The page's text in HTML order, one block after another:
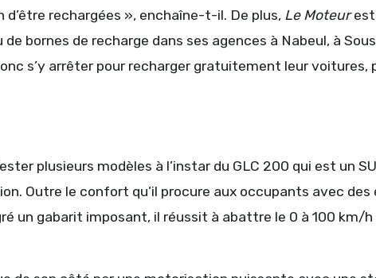
rechargées », enchaîne-t-il. De plus, Le Moteurest
bornes de recharge dans ses agences à Nabeul, à
s’y arrêter pour recharger gratuitement leur voitures,
plusieurs modèles à l’instar du GLC 200 qui est un
Outre le confort qu’il procure aux occupants avec
un gabarit imposant, il réussit à abattre le 0 à 100 km/h